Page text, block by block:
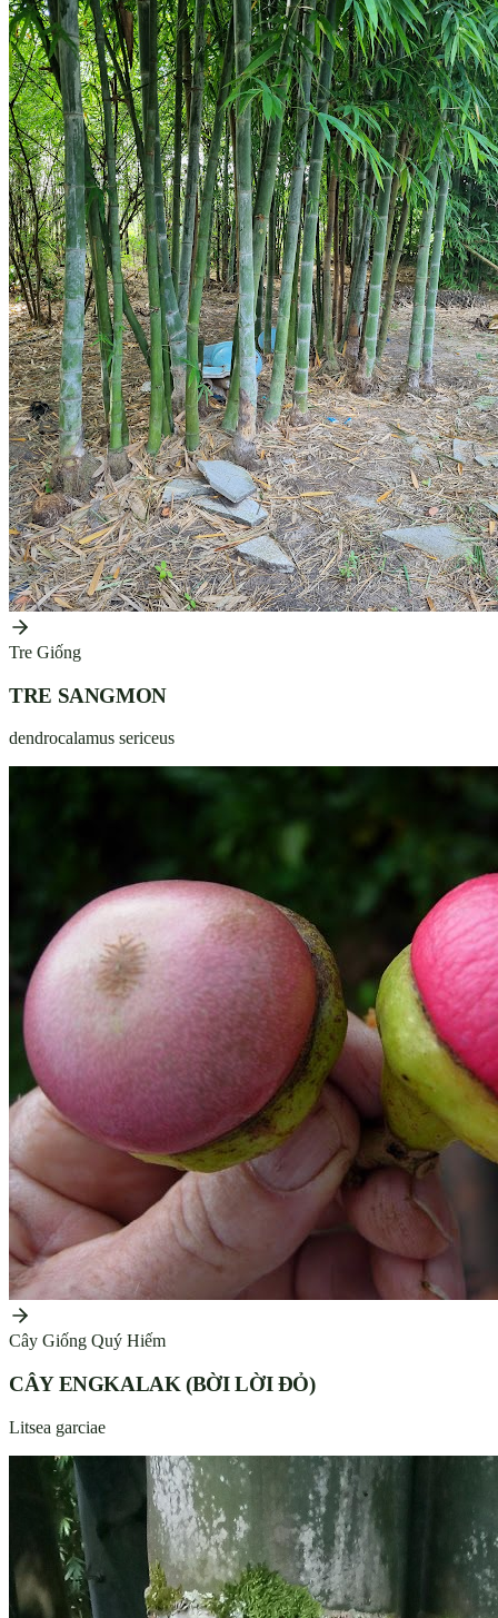
Tre Giống
TRE SANGMON
dendrocalamus sericeus
Cây Giống Quý Hiếm
CÂY ENGKALAK (BỜI LỜI ĐỎ)
Litsea garciae